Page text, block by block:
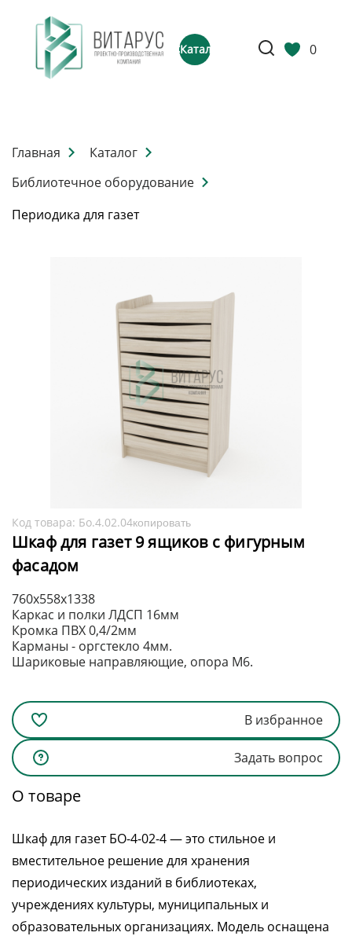
Каталог 0
Главная
Каталог
Библиотечное оборудование
Периодика для газет
Код товара: Бо.4.02.04копировать
Шкаф для газет 9 ящиков с фигурным
фасадом
Каркас и полки ЛДСП 16мм
Кромка ПВХ 0,4/2мм
Карманы - оргстекло 4мм.
Шариковые направляющие, опора М6.
760х558х1338
В избранное
Задать вопрос
О товаре
Шкаф для газет БО-4-02-4 — это стильное и
вместительное решение для хранения
периодических изданий в библиотеках,
учреждениях культуры, муниципальных и
образовательных организациях. Модель оснащена